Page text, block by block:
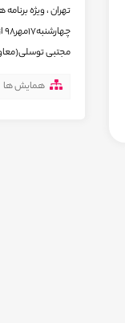
تهران ، ويژه
مجتبی
همایش ها